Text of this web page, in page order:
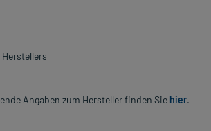
Herstellers
Angaben zum Hersteller finden Sie hier.